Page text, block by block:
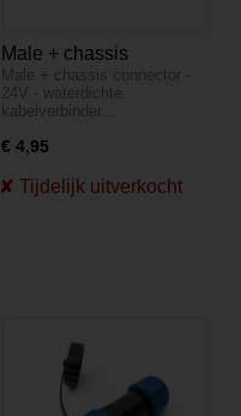
Male + chassis
connector - 24V -
waterdichte
aderig - IP68
Male + chassis connector -
24V - waterdichte
kabelverbinder…
€ 4,95